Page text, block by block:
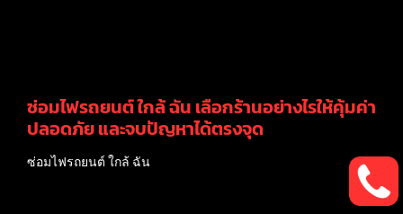
ซ่อมไฟรถยนต์ ใกล้ ฉัน เลือกร้านอย่างไรให้คุ้มค่า
ปลอดภัย และจบปัญหาได้ตรงจุด
ซ่อมไฟรถยนต์ ใกล้ ฉัน